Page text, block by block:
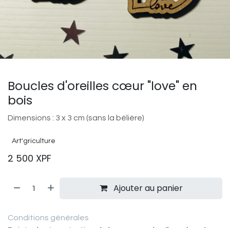
Boucles d'oreilles cœur "love" en
bois
Dimensions : 3 x 3 cm (sans la bélière)
Art'griculture
2 500 XPF
Ajouter au panier
Conditions générales